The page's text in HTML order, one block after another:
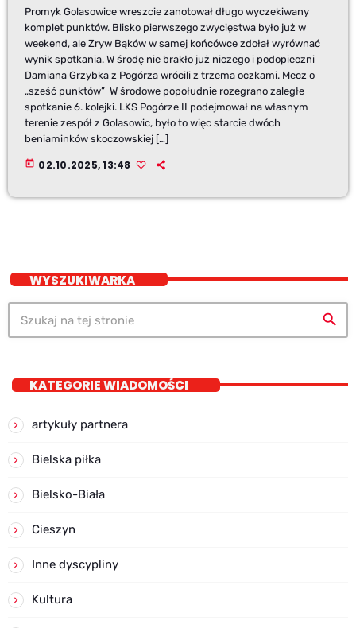
Promyk Golasowice wreszcie zanotował długo wyczekiwany
komplet punktów. Blisko pierwszego zwycięstwa było już w
weekend, ale Zryw Bąków w samej końcówce zdołał wyrównać
wynik spotkania. W środę nie brakło już niczego i podopieczni
Damiana Grzybka z Pogórza wrócili z trzema oczkami. Mecz o
„sześć punktów” W środowe popołudnie rozegrano zaległe
spotkanie 6. kolejki. LKS Pogórze II podejmował na własnym
terenie zespół z Golasowic, było to więc starcie dwóch
beniaminków skoczowskiej […]
today 02.10.2025, 13:48
WYSZUKIWARKA
search
KATEGORIE WIADOMOŚCI
artykuły partnera
Bielska piłka
Bielsko-Biała
Cieszyn
Inne dyscypliny
Kultura